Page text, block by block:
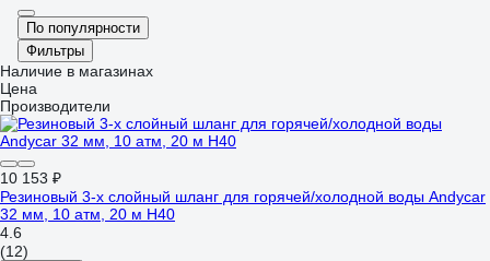
По популярности
Фильтры
Наличие в магазинах
Цена
Производители
10 153 ₽
Резиновый 3-х слойный шланг для горячей/холодной воды Andycar
32 мм, 10 атм, 20 м H40
4.6
(12)